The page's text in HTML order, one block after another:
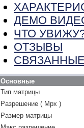
ДЕМО
ЧТО
ОТЗЫВЫ
Основные
Тип матрицы
Разрешение ( Mpx )
Размер матрицы